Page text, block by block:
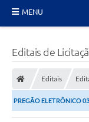
MENU
Secretarias
Editais de
Editais
PREGÃO ELETRÔNICO